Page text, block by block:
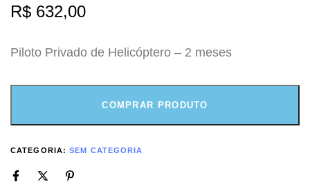
R$ 632,00
Piloto Privado de Helicóptero – 2 meses
COMPRAR PRODUTO
CATEGORIA:SEM CATEGORIA